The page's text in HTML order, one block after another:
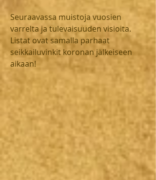
Seuraavassa muistoja vuosien
varrelta ja tulevaisuuden visioita.
Listat ovat samalla parhaat
seikkailuvinkit koronan jälkeiseen
aikaan!